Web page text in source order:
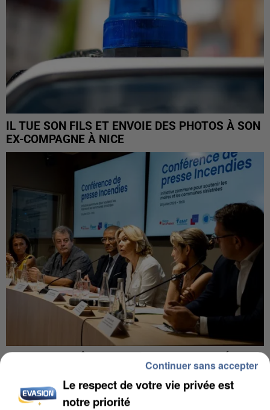
IL TUE SON FILS ET ENVOIE DES PHOTOS À SON
EX-COMPAGNE À NICE
INCENDIES : L’ÎLE-DE-FRANCE LANCE UN ÉLAN
DE SOLIDARITÉ AVEC LES...
Le respect de votre vie privée est
notre priorité
Continuer sans accepter